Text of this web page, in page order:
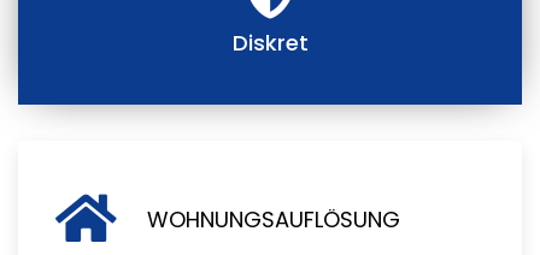
Diskret
WOHNUNGSAUFLÖSUNG